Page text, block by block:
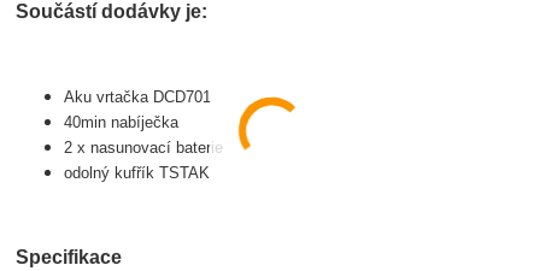
Součástí dodávky je:
Aku vrtačka DCD701
40min nabíječka
2 x nasunovací baterie
odolný kufřík TSTAK
Specifikace